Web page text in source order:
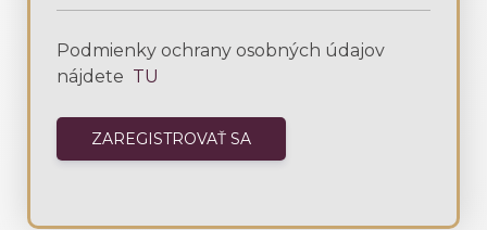
Podmienky ochrany osobných údajov
nájdete TU